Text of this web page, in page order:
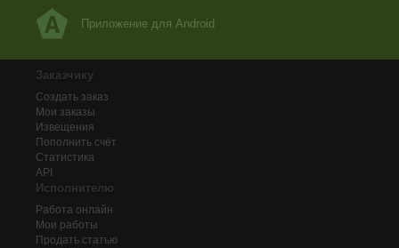
Приложение для Android
Заказчику
Создать заказ
Мои заказы
Извещения
Пополнить счёт
Статистика
API
Исполнителю
Работа онлайн
Мои работы
Продать статью